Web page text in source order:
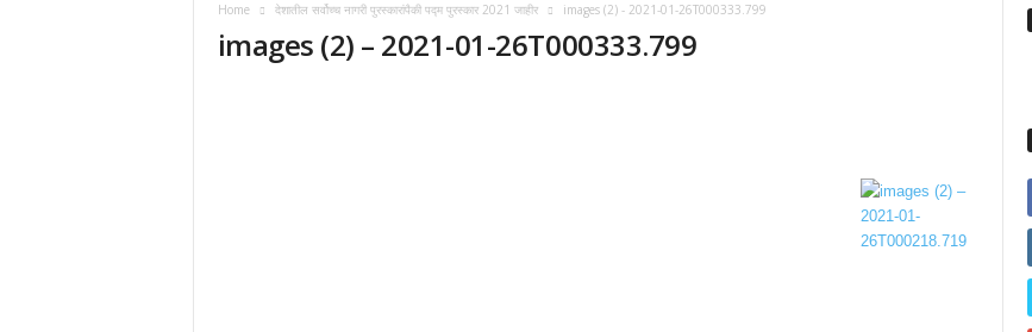
Home देशातील सर्वोच्च नागरी पुरस्कारांपैकी पद्म पुरस्कार 2021 जाहीर images (2) - 2021-01-26T000333.799
images (2) – 2021-01-26T000333.799